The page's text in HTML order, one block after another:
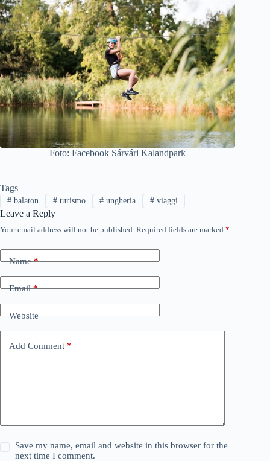
Foto: Facebook Sárvári Kalandpark
Tags
#balaton #turismo # ungheria # viaggi
Leave a Reply
Your email address will not be published. Required fields are marked *
Name*
Email*
Website
Add Comment *
Save my name, email and website in this browser for the
next time I comment.